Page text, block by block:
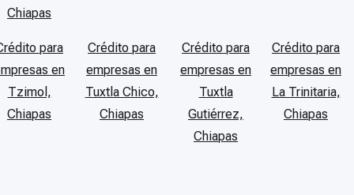
Chiapas
para
en
Tzimol,
Chiapas
Crédito para
empresas en
Tuxtla Chico,
Chiapas
Crédito para
empresas en
Tuxtla
Gutiérrez,
Chiapas
Crédito para
empresas en
La Trinitaria,
Chiapas